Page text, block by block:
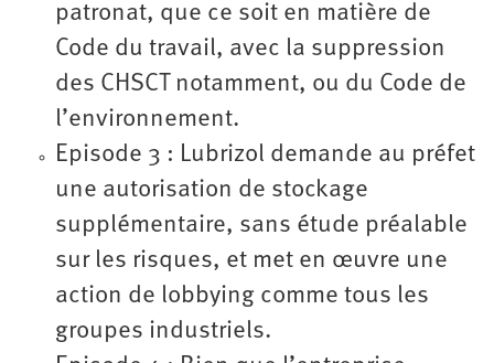
patronat, que ce soit en matière de
Code du travail, avec la suppression
des CHSCT notamment, ou du Code de
l’environnement.
Episode 3 : Lubrizol demande au préfet
une autorisation de stockage
supplémentaire, sans étude préalable
sur les risques, et met en œuvre une
action de lobbying comme tous les
groupes industriels.